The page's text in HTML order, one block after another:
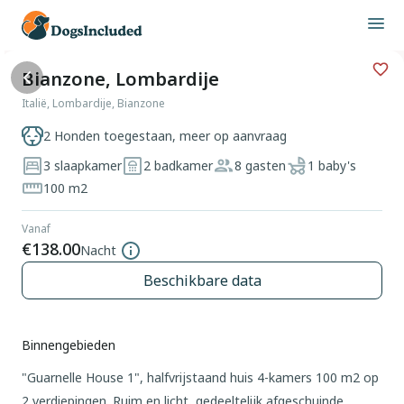
Bianzone, Lombardije
Italië, Lombardije, Bianzone
2 Honden toegestaan, meer op aanvraag
3 slaapkamer
2 badkamer 8 gasten
1 baby's
100 m2
Vanaf
€138.00Nacht
Beschikbare data
Binnengebieden
"Guarnelle House 1", halfvrijstaand huis 4-kamers 100 m2 op